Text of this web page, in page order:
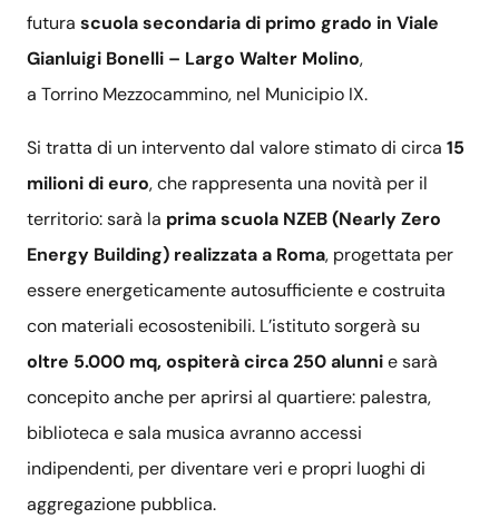
futura scuola secondaria di primo grado in Viale
Gianluigi Bonelli – Largo Walter Molino,
a Torrino Mezzocammino, nel Municipio IX.
Si tratta di un intervento dal valore stimato di circa 15
milioni di euro, che rappresenta una novità per il
territorio: sarà la prima scuola NZEB (Nearly Zero
Energy Building) realizzata a Roma, progettata per
essere energeticamente autosufficiente e costruita
con materiali ecosostenibili. L’istituto sorgerà su
oltre 5.000 mq, ospiterà circa 250 alunnie sarà
concepito anche per aprirsi al quartiere: palestra,
biblioteca e sala musica avranno accessi
indipendenti, per diventare veri e propri luoghi di
aggregazione pubblica.